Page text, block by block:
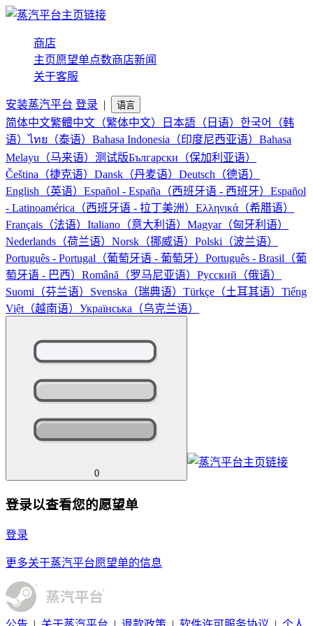
商店
主页愿望单点数商店新闻
关于客服
安装蒸汽平台 登录 | 语言
简体中文繁體中文（繁体中文） 日本語（日语） 한국어（韩
语）ไทย（泰语） Bahasa Indonesia（印度尼西亚语） Bahasa
Melayu（马来语） 测试版Български（保加利亚语）
Čeština（捷克语） Dansk（丹麦语） Deutsch（德语）
English（英语） Español - España（西班牙语 - 西班牙） Español
- Latinoamérica（西班牙语 - 拉丁美洲） Ελληνικά（希腊语）
Français（法语） Italiano（意大利语） Magyar（匈牙利语）
Nederlands（荷兰语） Norsk（挪威语） Polski（波兰语）
Português - Portugal（葡萄牙语 - 葡萄牙） Português - Brasil（葡
萄牙语 - 巴西） Română（罗马尼亚语） Русский（俄语）
Suomi（芬兰语） Svenska（瑞典语） Türkçe（土耳其语） Tiếng
Việt（越南语） Українська（乌克兰语）
0
登录以查看您的愿望单
登录
更多关于蒸汽平台愿望单的信息